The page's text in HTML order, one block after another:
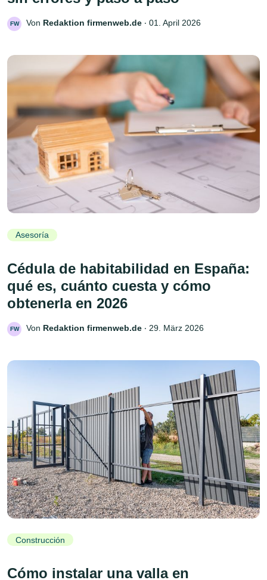
FW Von Redaktion firmenweb.de ‧ 01. April 2026
Asesoría
Cédula de habitabilidad en España:
qué es, cuánto cuesta y cómo
obtenerla en 2026
FW Von Redaktion firmenweb.de ‧ 29. März 2026
Construcción
Cómo instalar una valla en